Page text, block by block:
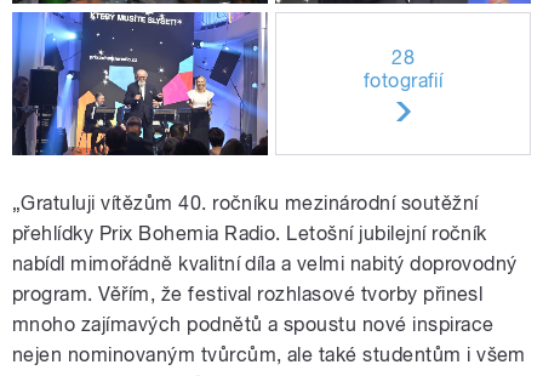
28
fotografií
„Gratuluji vítězům 40. ročníku mezinárodní soutěžní
přehlídky Prix Bohemia Radio. Letošní jubilejní ročník
nabídl mimořádně kvalitní díla a velmi nabitý doprovodný
program. Věřím, že festival rozhlasové tvorby přinesl
mnoho zajímavých podnětů a spoustu nové inspirace
nejen nominovaným tvůrcům, ale také studentům i všem